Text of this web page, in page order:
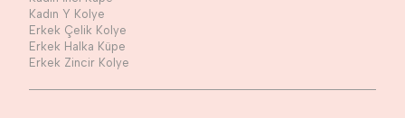
Kadın Y Kolye
Erkek Çelik Kolye
Erkek Halka Küpe
Erkek Zincir Kolye